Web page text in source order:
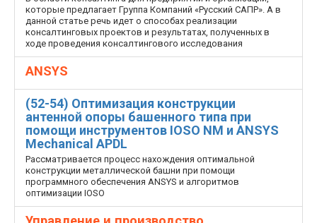
которые предлагает Группа Компаний «Русский САПР». А в
данной статье речь идет о способах реализации
консалтинговых проектов и результатах, полученных в
ходе проведения консалтингового исследования
ANSYS
(52-54) Оптимизация конструкции
антенной опоры башенного типа при
помощи инструментов IOSO NM и ANSYS
Mechanical APDL
Рассматривается процесс нахождения оптимальной
конструкции металлической башни при помощи
программного обеспечения ANSYS и алгоритмов
оптимизации IOSO